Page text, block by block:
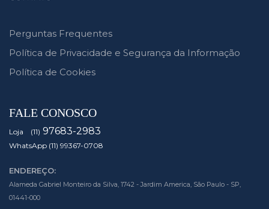
Perguntas Frequentes
Política de Privacidade e Segurança da Informação
Política de Cookies
FALE CONOSCO
Loja (11) 97683-2983
WhatsApp (11) 99367-0708
ENDEREÇO:
Alameda Gabriel Monteiro da Silva, 1742 - Jardim America, São Paulo - SP,
01441-000